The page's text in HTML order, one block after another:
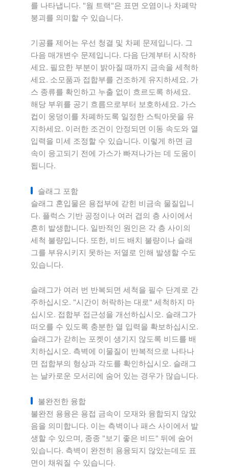
를 나타냅니다. "웜 트랙"은 표면 오염이나 차폐막
붕괴를 의미할 수 있습니다.
기공률 제어는 우선 청결 및 차폐 문제입니다. 그
다음 매개변수 문제입니다. 다음 단계부터 시작하
세요. 필요한 부분이 밝아질 때까지 금속을 세척하
세요. 소모품과 접합부를 건조하게 유지하세요. 가
스 종류를 확인하고 누출 없이 흐르도록 하세요.
해당 부위를 공기 흐름으로부터 보호하세요. 가스
컵이 웅덩이를 차폐하도록 일정한 스틱아웃을 유
지하세요. 이러한 조건이 안정되면 이동 속도와 열
입력을 미세 조정할 수 있습니다. 이렇게 하면 금
속이 응고되기 전에 가스가 빠져나가는 데 도움이
됩니다.
슬래그 포함
슬래그 혼입물은 용접부에 갇힌 비금속 물질입니
다. 플럭스 기반 공정이나 여러 겹의 층 사이에서
흔히 발생합니다. 일반적인 원인은 각 층 사이의
세척 불량입니다. 또한, 비드 배치 불량이나 슬래
그를 부유시키지 못하는 저열로 인해 발생할 수도
있습니다.
슬래그가 여러 번 반복되면 세척을 필수 단계로 간
주하십시오. "시간이 허락하는 대로" 세척하지 마
십시오. 접합부 접근성을 개선하십시오. 슬래그가
떠오를 수 있도록 충분한 열 입력을 확보하십시오.
슬래그가 갇히는 포켓이 생기지 않도록 비드를 배
치하십시오. 측벽에 이물질이 반복적으로 나타나
면 접합부의 형상과 각도를 확인하십시오. 슬래그
는 날카로운 모서리에 숨어 있는 경우가 많습니다.
불완전한 융합
불완전 용융은 용접 금속이 모재와 융합되지 않았
음을 의미합니다. 이는 측벽이나 패스 사이에서 발
생할 수 있으며, 종종 "보기 좋은 비드" 뒤에 숨어
있습니다. 측벽이 완전히 용융되지 않았는데도 표
면이 채워질 수 있습니다.